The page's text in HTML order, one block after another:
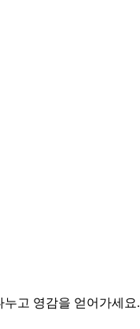
고 영감을 얻어가세요.